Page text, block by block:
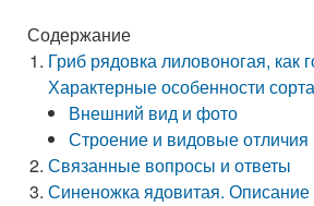
Содержание
Гриб рядовка лиловоногая, как
Характерные особенности сорта
Внешний вид и фото
Строение и видовые отличия
Связанные вопросы и ответы
Синеножка ядовитая.